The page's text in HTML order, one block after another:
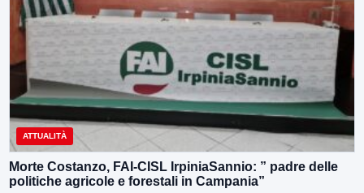
ATTUALITÀ
Morte Costanzo, FAI-CISL IrpiniaSannio: ” padre delle
politiche agricole e forestali in Campania”